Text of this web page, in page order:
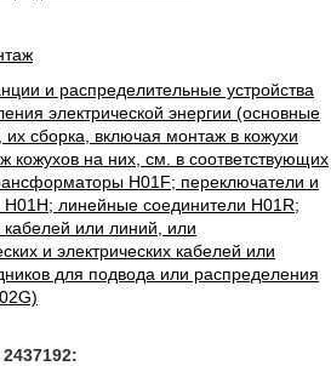
и распределительные устройства
электрической энергии (основные
их сборка, включая монтаж в кожухи
кожухов на них, см. в соответствующих
H01F; переключатели и
H01H; линейные соединители H01R;
кабелей или линий, или
и электрических кабелей или
для подвода или распределения